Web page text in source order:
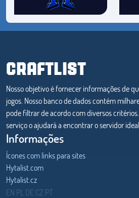
CRAFTLIST
Nosso objetivo é fornecer informações de
jogos. Nosso banco de dados contém
pode filtrar de acordo com diversos
serviço o ajudará a encontrar o servidor
Informações
Ícones com links para sites
Hytalist.com
Hytalist.cz
Hytamods.org
EN PL DECZ PT